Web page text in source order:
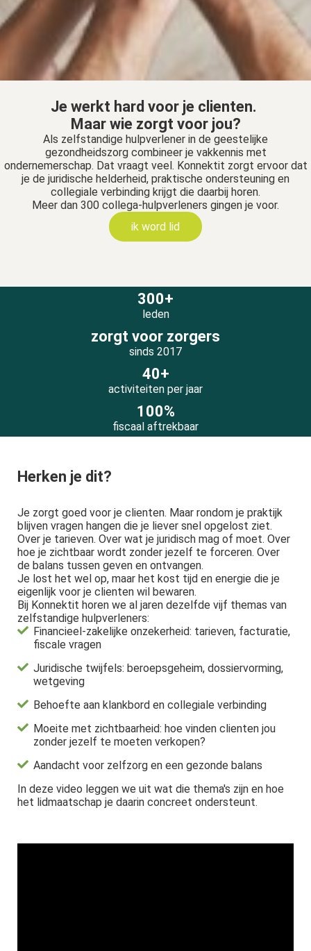
Je werkt hard voor je clienten.
Maar wie zorgt voor jou?
Als zelfstandige hulpverlener in de geestelijke
gezondheidszorg combineer je vakkennis met
ondernemerschap. Dat vraagt veel. Konnektit zorgt ervoor dat
je de juridische helderheid, praktische ondersteuning en
collegiale verbinding krijgt die daarbij horen.
Meer dan 300 collega-hulpverleners gingen je voor.
ik word lid
300+
leden
zorgt voor zorgers
sinds 2017
40+
activiteiten per jaar
100%
fiscaal aftrekbaar
Herken je dit?
Je zorgt goed voor je clienten. Maar rondom je praktijk
blijven vragen hangen die je liever snel opgelost ziet.
Over je tarieven. Over wat je juridisch mag of moet. Over
hoe je zichtbaar wordt zonder jezelf te forceren. Over
de balans tussen geven en ontvangen.
Je lost het wel op, maar het kost tijd en energie die je
eigenlijk voor je clienten wil bewaren.
Bij Konnektit horen we al jaren dezelfde vijf themas van
zelfstandige hulpverleners:
Financieel-zakelijke onzekerheid: tarieven, facturatie,
fiscale vragen
Juridische twijfels: beroepsgeheim, dossiervorming,
wetgeving
Behoefte aan klankbord en collegiale verbinding
Moeite met zichtbaarheid: hoe vinden clienten jou
zonder jezelf te moeten verkopen?
Aandacht voor zelfzorg en een gezonde balans
In deze video leggen we uit wat die thema's zijn en hoe
het lidmaatschap je daarin concreet ondersteunt.
kan de
niet
over
op
gebruikt
van